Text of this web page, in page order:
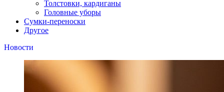
Толстовки, кардиганы
Головные уборы
Сумки-переноски
Другое
Новости